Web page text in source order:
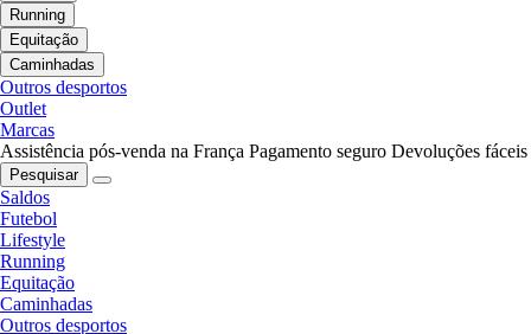
Running
Equitação
Caminhadas
Outros desportos
Outlet
Marcas
Assistência pós-venda na França Pagamento seguro Devoluções fáceis
Pesquisar
Saldos
Futebol
Lifestyle
Running
Equitação
Caminhadas
Outros desportos